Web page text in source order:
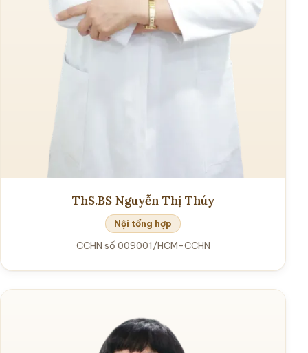
ThS.BS Nguyễn Thị Thúy
Nội tổng hợp
CCHN số 009001/HCM-CCHN